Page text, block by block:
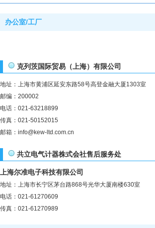
办公室/工厂
克列茨国际贸易（上海）有限公司
地址：上海市黄浦区延安东路58号高登金融大厦1303室
邮编：200002
电话：021-63218899
传真：021-50152015
邮箱：info@kew-ltd.com.cn
共立电气计器株式会社售后服务处
上海尔准电子科技有限公司
地址：上海市长宁区茅台路868号光华大厦南楼630室
电话：021-61270609
传真：021-61270989